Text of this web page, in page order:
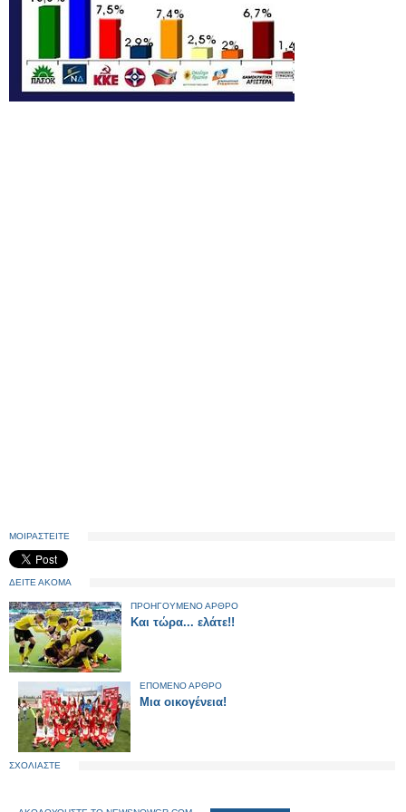
ΜΟΙΡΑΣΤΕΙΤΕ
ΔΕΙΤΕ ΑΚΟΜΑ
ΠΡΟΗΓΟΥΜΕΝΟ ΑΡΘΡΟ
Και τώρα... ελάτε!!
ΕΠΟΜΕΝΟ ΑΡΘΡΟ
Μια οικογένεια!
ΣΧΟΛΙΑΣΤΕ